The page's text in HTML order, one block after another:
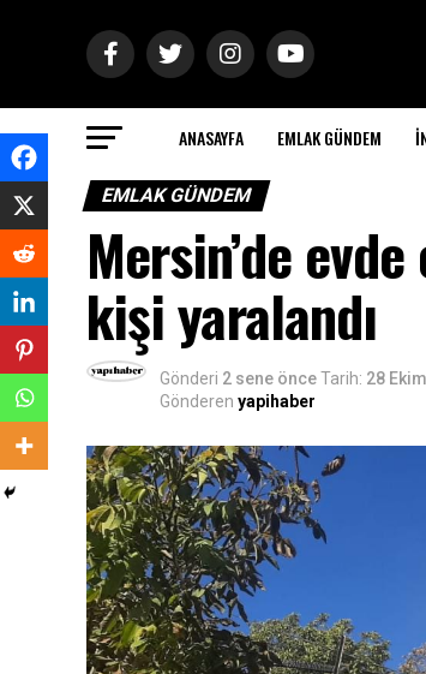
ANASAYFA EMLAK GÜNDEM
EMLAK GÜNDEM
Mersin’de
kişi yaralandı
Gönderi 2 sene önceTarih: 28
Gönderen yapihaber